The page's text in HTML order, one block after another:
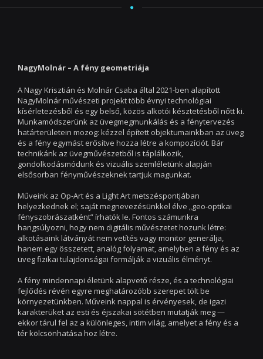
NagyMolnár – A fény geometriája
A Nagy Krisztián és Molnár Csaba által 2021-ben alapított
NagyMolnár művészeti projekt több évnyi technológiai
kísérletezésből és egy belső, közös alkotói késztetésből nőtt ki.
Munkamódszerünk az üvegmegmunkálás és a fénytervezés
határterületein mozog: kézzel épített objektumainkban az üveg
és a fény egymást erősítve hozza létre a kompozíciót. Bár
technikánk az üvegművészetből is táplálkozik,
gondolkodásmódunk és vizuális szemléletünk alapján
elsősorban fényművészeknek tartjuk magunkat.
Műveink az Op-Art és a Light Art metszéspontjában
helyezkednek el; saját megnevezésünkkel élve „geo-optikai
fényszobrászatként” írhatók le. Fontos számunkra
hangsúlyozni, hogy nem digitális művészetet hozunk létre:
alkotásaink látványát nem vetítés vagy monitor generálja,
hanem egy összetett, analóg folyamat, amelyben a fény és az
üveg fizikai tulajdonságai formálják a vizuális élményt.
A fény mindennapi életünk alapvető része, és a technológiai
fejlődés révén egyre meghatározóbb szerepet tölt be
környezetünkben. Műveink nappal is érvényesek, de igazi
karakterüket az esti és éjszakai sötétben mutatják meg —
ekkor tárul fel az a különleges, intim világ, amelyet a fény és a
tér kölcsönhatása hoz létre.